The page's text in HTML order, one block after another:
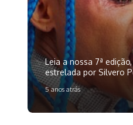
Leia a nossa 7ª edição,
estrelada por Silvero
5 anos atrás